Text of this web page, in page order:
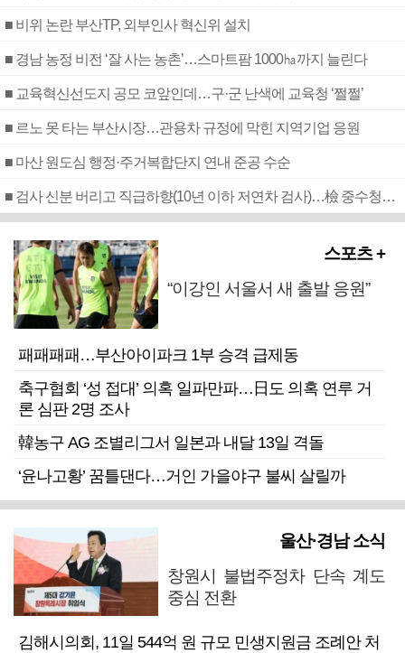
■ 비위 논란 부산TP, 외부인사 혁신위 설치
■ 경남 농정 비전 ‘잘 사는 농촌’…스마트팜 1000㏊까지 늘린다
■ 교육혁신선도지 공모 코앞인데…구·군 난색에 교육청 ‘쩔쩔’
■ 르노 못 타는 부산시장…관용차 규정에 막힌 지역기업 응원
■ 마산 원도심 행정·주거복합단지 연내 준공 수순
■ 검사 신분 버리고 직급하향(10년 이하 저연차 검사)…檢 중수청행 기피
스포츠 +
“이강인 서울서 새 출발 응원”
패패패패…부산아이파크 1부 승격 급제동
축구협회 ‘성 접대’ 의혹 일파만파…日도 의혹 연루 거
론 심판 2명 조사
韓농구 AG 조별리그서 일본과 내달 13일 격돌
‘윤나고황’ 꿈틀댄다…거인 가을야구 불씨 살릴까
울산·경남 소식
창원시 불법주정차 단속 계도
중심 전환
김해시의회, 11일 544억 원 규모 민생지원금 조례안 처